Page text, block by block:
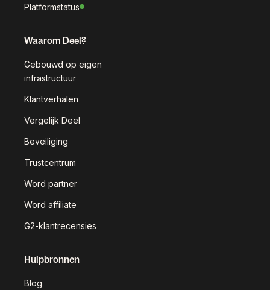
Platformstatus
Waarom Deel?
Gebouwd op eigen
infrastructuur
Klantverhalen
Vergelijk Deel
Beveiliging
Trustcentrum
Word partner
Word affiliate
G2-klantrecensies
Hulpbronnen
Blog